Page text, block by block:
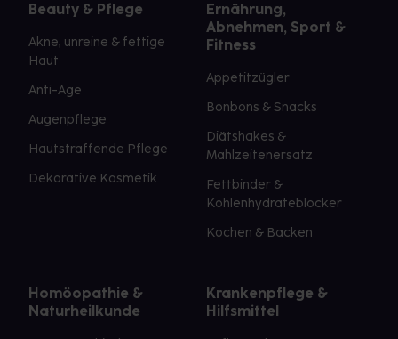
Beauty & Pflege
Akne, unreine & fettige
Haut
Anti-Age
Augenpflege
Hautstraffende Pflege
Dekorative Kosmetik
Ernährung,
Abnehmen, Sport &
Fitness
Appetitzügler
Bonbons & Snacks
Diätshakes &
Mahlzeitenersatz
Fettbinder &
Kohlenhydrateblocker
Kochen & Backen
Homöopathie &
Naturheilkunde
Krankenpflege &
Hilfsmittel